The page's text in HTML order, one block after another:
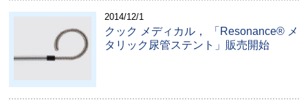
2014/12/1
クック メディカル， 「Resonance® メ
タリック尿管ステント」販売開始